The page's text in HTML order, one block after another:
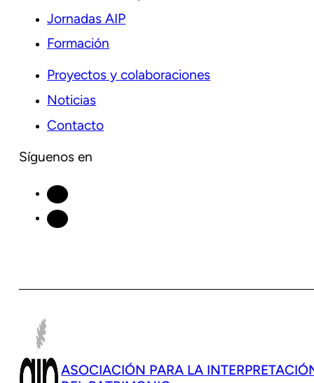
Jornadas AIP
Formación
Proyectos y colaboraciones
Noticias
Contacto
Síguenos en
ASOCIACIÓN PARA LA